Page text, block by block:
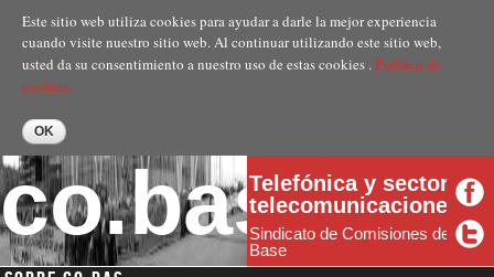
contenido
principal
Este sitio web utiliza cookies para ayudar a darle la mejor experiencia
cuando visite nuestro sitio web. Al continuar utilizando este sitio web,
usted da su consentimiento a nuestro uso de estas cookies .Politica de
cookies.
co.basTelefónica y sector
telecomunicaciones
Sindicato de Comisiones de
Base